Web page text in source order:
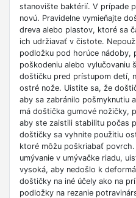
stanovište baktérií. V prípade
novú. Pravidelne vymieňajte
dreva alebo plastov, ktoré sa
ich udržiavať v čistote.
podložku pod horúce
poškodeniu alebo vylučovaniu
doštičku pred prístupom detí,
ostré nože. Uistite sa, že
aby sa zabránilo pošmyknutiu
má doštička gumové nožičky,
aby ste zaistili stabilitu počas
doštičky sa vyhnite použitiu
ktoré môžu poškriabať
umývanie v umývačke riadu,
vysoká, aby nedošlo k
doštičky na iné účely ako na
podložky na rezanie